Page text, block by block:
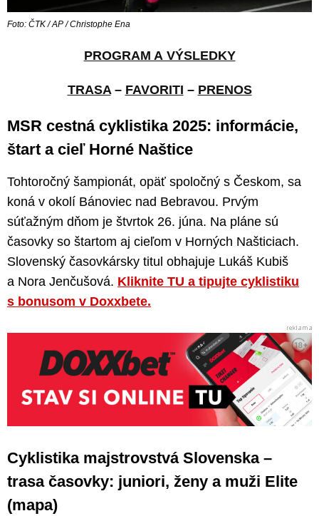
Foto: ČTK / AP / Christophe Ena
PROGRAM A VÝSLEDKY
TRASA– FAVORITI – PRENOS
MSR cestná cyklistika 2025: informácie,
štart a cieľ Horné Naštice
Tohtoročný šampionát, opäť spoločný s Českom, sa
koná v okolí Bánoviec nad Bebravou. Prvým
súťažným dňom je štvrtok 26. júna. Na pláne sú
časovky so štartom aj cieľom v Horných Našticiach.
Slovenský časovkársky titul obhajuje Lukáš Kubiš
a Nora Jenčušová. Kliknite TU a tipujte cyklistiku
s bonusom v Doxxbete.
Cyklistika majstrovstvá Slovenska –
trasa časovky: juniori, ženy a muži Elite
(mapa)